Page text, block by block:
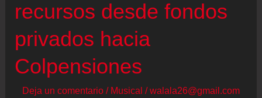
recursos desde fondos
privados hacia
Colpensiones
Deja un comentario / Musical /walala26@gmail.com